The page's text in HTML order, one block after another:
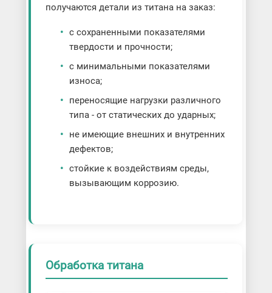
получаются детали из титана на заказ:
с сохраненными показателями
твердости и прочности;
с минимальными показателями
износа;
переносящие нагрузки различного
типа - от статических до ударных;
не имеющие внешних и внутренних
дефектов;
стойкие к воздействиям среды,
вызывающим коррозию.
Обработка титана